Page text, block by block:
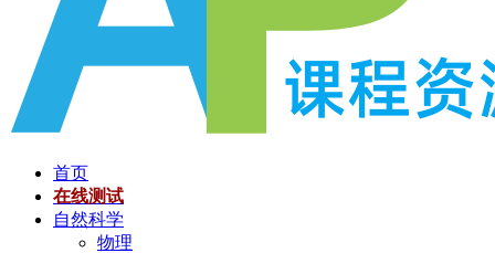
首页
在线测试
自然科学
物理